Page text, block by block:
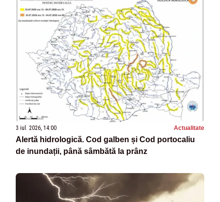
3 iul. 2026, 14:00 Actualitate
Alertă hidrologică. Cod galben și Cod portocaliu
de inundații, până sâmbătă la prânz